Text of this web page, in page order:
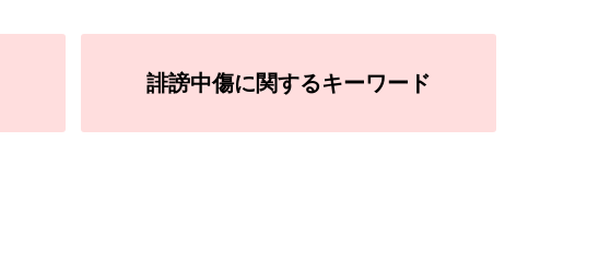
誹謗中傷に関するキーワード